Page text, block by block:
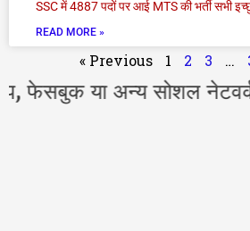
SSC में 4887 पदों पर आई MTS की भर्ती सभी
READ MORE »
« Previous 1 2 3 …
अन्य सोशल नेटवर्क